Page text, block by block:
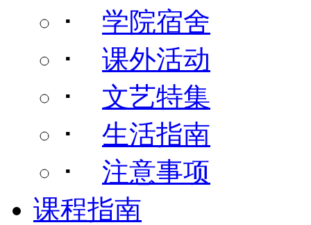
･ 学院宿舍
･ 课外活动
･ 文艺特集
･ 生活指南
･ 注意事项
课程指南